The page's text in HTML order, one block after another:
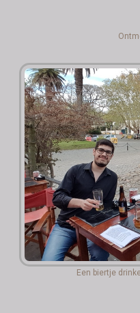
Een biertje